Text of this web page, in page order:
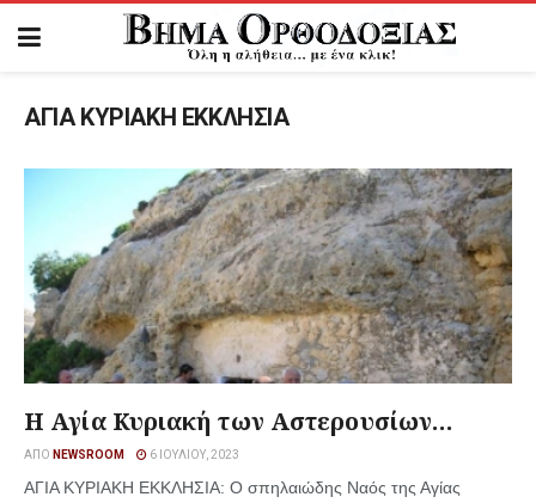
ΑΓΙΑ ΚΥΡΙΑΚΗ ΕΚΚΛΗΣΙΑ
Η Αγία Κυριακή των Αστερουσίων…
ΑΠΌ NEWSROOM 6 ΙΟΥΛΊΟΥ, 2023
ΑΓΙΑ ΚΥΡΙΑΚΗ ΕΚΚΛΗΣΙΑ: Ο σπηλαιώδης Ναός της Αγίας